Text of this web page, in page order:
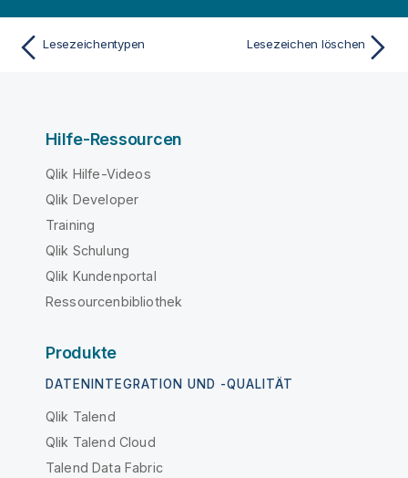
Lesezeichentypen Lesezeichen löschen
Hilfe-Ressourcen
Qlik Hilfe-Videos
Qlik Developer
Training
Qlik Schulung
Qlik Kundenportal
Ressourcenbibliothek
Produkte
DATENINTEGRATION UND -QUALITÄT
Qlik Talend
Qlik Talend Cloud
Talend Data Fabric